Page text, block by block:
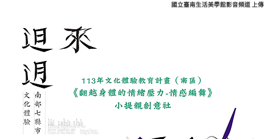
國立臺南生活美學館影音頻道 上傳